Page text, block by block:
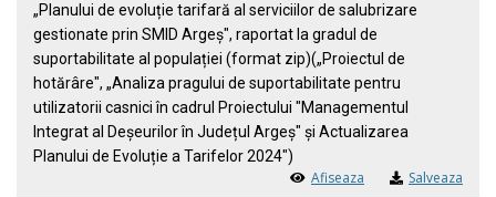
„Planului de evoluție tarifară al serviciilor de salubrizare
gestionate prin SMID Argeș", raportat la gradul de
suportabilitate al populației (format zip)(„Proiectul de
hotărâre", „Analiza pragului de suportabilitate pentru
utilizatorii casnici în cadrul Proiectului "Managementul
Integrat al Deșeurilor în Județul Argeș" și Actualizarea
Planului de Evoluție a Tarifelor 2024")
Afiseaza Salveaza